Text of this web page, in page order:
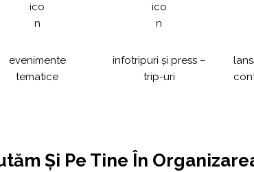
evenimente
tematice
infotripuri și press –
trip-uri
Și Pe Tine În